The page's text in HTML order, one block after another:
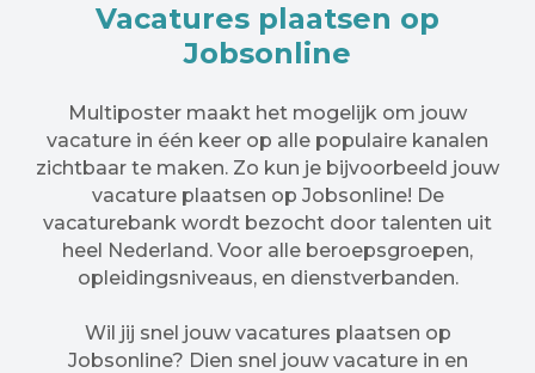
Vacatures plaatsen op
Jobsonline
Multiposter maakt het mogelijk om jouw
vacature in één keer op alle populaire kanalen
zichtbaar te maken. Zo kun je bijvoorbeeld jouw
vacature plaatsen op Jobsonline! De
vacaturebank wordt bezocht door talenten uit
heel Nederland. Voor alle beroepsgroepen,
opleidingsniveaus, en dienstverbanden.
Wil jij snel jouw vacatures plaatsen op
Jobsonline? Dien snel jouw vacature in en